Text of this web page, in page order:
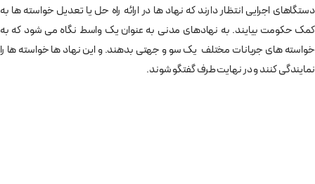
دستگاهای اجرایی انتظار دارند که نهاد ها در ارائه راه حل یا تعدیل خواسته ها به
کمک حکومت بیایند. به نهادهای مدنی به عنوان یک واسط نگاه می شود که به
خواسته های جریانات مختلف یک سو و جهتی بدهند. و این نهاد ها خواسته ها را
نمایندگی کنند و در نهایت طرف گفتگو شوند.